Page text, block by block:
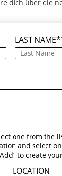
dich über die
LAST NAME*
one from the
and select
to create
LOCATION